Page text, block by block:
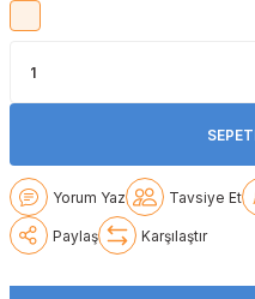
Yorum Yaz Tavsiye Et
Paylaş Karşılaştır